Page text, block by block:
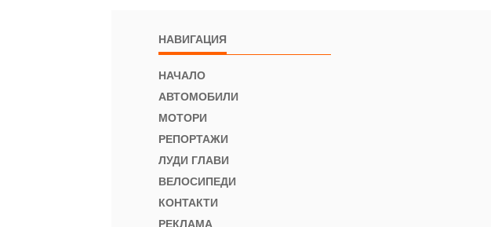
НАВИГАЦИЯ
НАЧАЛО
АВТОМОБИЛИ
МОТОРИ
РЕПОРТАЖИ
ЛУДИ ГЛАВИ
ВЕЛОСИПЕДИ
КОНТАКТИ
РЕКЛАМА